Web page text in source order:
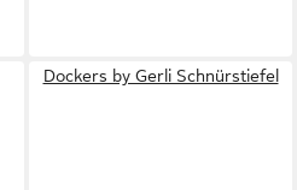
Dockers by Gerli Schnürstiefel